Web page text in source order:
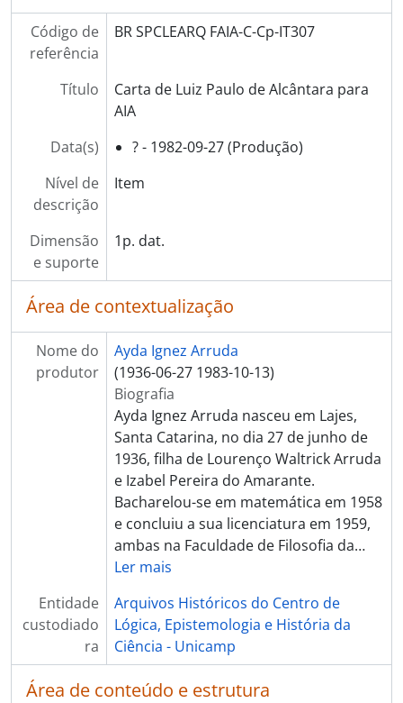
Código de
referência
BR SPCLEARQ FAIA-C-Cp-IT307
Título
Carta de Luiz Paulo de Alcântara para
AIA
Data(s)
? - 1982-09-27 (Produção)
Nível de
descrição
Item
Dimensão
e suporte
1p. dat.
Área de contextualização
Nome do
produtor
Ayda Ignez Arruda
(1936-06-27 1983-10-13)
Biografia
Ayda Ignez Arruda nasceu em Lajes,
Santa Catarina, no dia 27 de junho de
1936, filha de Lourenço Waltrick Arruda
e Izabel Pereira do Amarante.
Bacharelou-se em matemática em 1958
e concluiu a sua licenciatura em 1959,
ambas na Faculdade de Filosofia da…
Ler mais
Entidade
custodiado
ra
Arquivos Históricos do Centro de
Lógica, Epistemologia e História da
Ciência - Unicamp
Área de conteúdo e estrutura